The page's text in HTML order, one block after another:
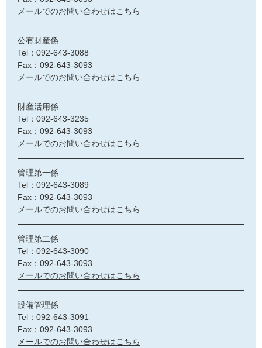
メールでのお問い合わせはこちら
公有財産係
Tel：092-643-3088
Fax：092-643-3093
メールでのお問い合わせはこちら
財産活用係
Tel：092-643-3235
Fax：092-643-3093
メールでのお問い合わせはこちら
管理第一係
Tel：092-643-3089
Fax：092-643-3093
メールでのお問い合わせはこちら
管理第二係
Tel：092-643-3090
Fax：092-643-3093
メールでのお問い合わせはこちら
設備管理係
Tel：092-643-3091
Fax：092-643-3093
メールでのお問い合わせはこちら